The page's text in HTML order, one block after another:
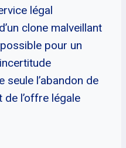
légal
clone malveillant
pour un
seule l’abandon de
l’offre légale